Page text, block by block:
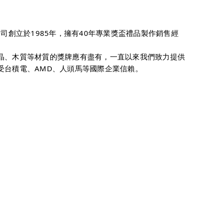
立於1985年，擁有40年專業獎盃禮品製作銷售經
木質等材質的獎牌應有盡有，一直以來我們致力提供
積電、AMD、人頭馬等國際企業信賴。